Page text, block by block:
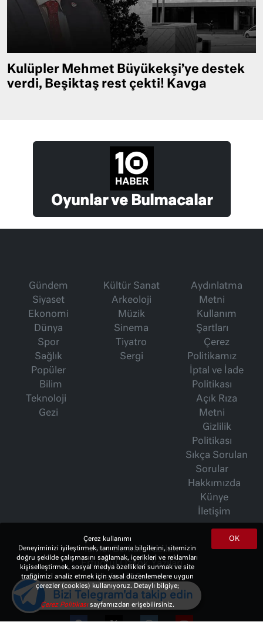
Kulüpler Mehmet Büyükekşi’ye destek
verdi, Beşiktaş rest çekti! Kavga
Oyunlar ve Bulmacalar
Gündem
Siyaset
Ekonomi
Dünya
Spor
Sağlık
Popüler
Bilim
Teknoloji
Gezi
Kültür Sanat
Arkeoloji
Müzik
Sinema
Tiyatro
Sergi
Aydınlatma
Metni
Kullanım
Şartları
Çerez
Politikamız
İptal ve İade
Politikası
Açık Rıza
Metni
Gizlilik
Politikası
Sıkça Sorulan
Sorular
Hakkımızda
Künye
İletişim
İsmet Berkan Yazıları
Ertuğrul Özkök Yazıları
Haftalık Gazete
OK
Çerez kullanımı
Deneyiminizi iyileştirmek, tanımlama bilgilerini, sitemizin
doğru şekilde çalışmasını sağlamak, içerikleri ve reklamları
kişiselleştirmek, sosyal medya özellikleri sunmak ve site
trafiğimizi analiz etmek için yasal düzenlemelere uygun
çerezler (cookies) kullanıyoruz. Detaylı bilgiye;
Çerez Politikasısayfamızdan erişebilirsiniz.
Bizi Telegram'da takip edin